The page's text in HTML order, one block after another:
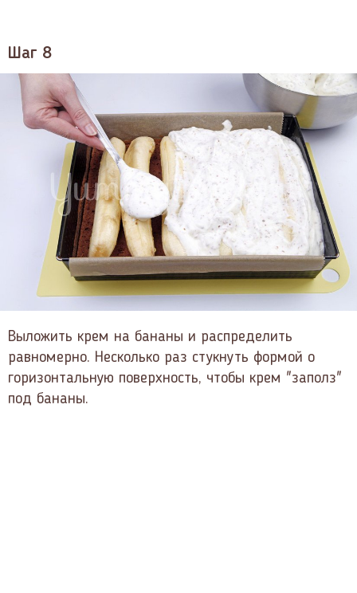
Шаг 8
Выложить крем на бананы и распределить
равномерно. Несколько раз стукнуть формой о
горизонтальную поверхность, чтобы крем "заполз"
под бананы.